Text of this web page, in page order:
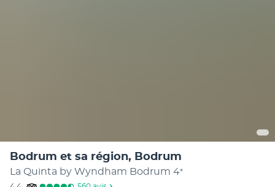
Bodrum et sa région, Bodrum
La Quinta by Wyndham Bodrum 4*